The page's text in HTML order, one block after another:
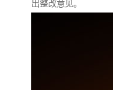
出整改意见。